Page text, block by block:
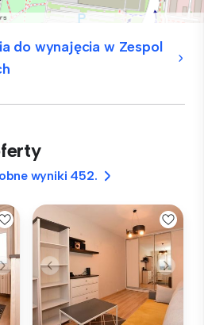
do wynajęcia w Zespol
wyniki 452.